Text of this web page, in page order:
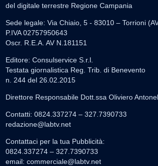
del digitale terrestre Regione Campania
Sede legale: Via Chiaio, 5 - 83010 – Torrioni
P.IVA 02757950643
Oscr. R.E.A. AV N.181151
Editore: Consulservice S.r.l.
Testata giornalistica Reg. Trib. di Benevento
n. 244 del 26.02.2015
Direttore Responsabile Dott.ssa Oliviero
Contatti: 0824.337274 – 327.7390733
redazione@labtv.net
Contattaci per la tua Pubblicità:
0824.337274 – 327.7390733
email: commerciale@labtv.net